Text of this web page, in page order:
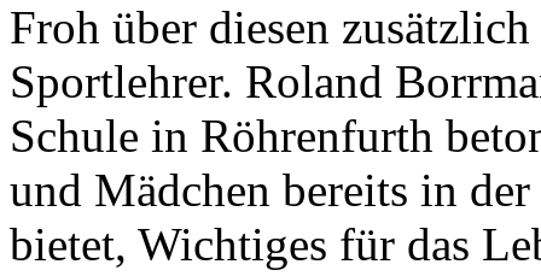
Froh über diesen
Sportlehrer. Roland
Schule in Röhrenfurth
und Mädchen bereits in
bietet, Wichtiges für das